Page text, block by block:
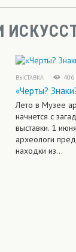
ВЫСТАВКА 406
«Черты?
Лето в Музее
начнется с
выставки. 1
археологи
находки из...